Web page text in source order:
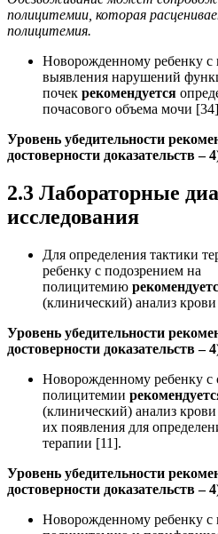
полицитемии, которая
полицитемия.
Новорожденному ребенку с
выявления нарушений
почек рекомендуется
почасового объема мочи
Уровень убедительности
достоверности доказательств –
2.3 Лабораторные
исследования
Для определения тактики
ребенку с подозрением на
полицитемию
(клинический) анализ
Уровень убедительности
достоверности доказательств –
Новорожденному ребенку с
полицитемии
(клинический) анализ
их появления для
терапии [11].
Уровень убедительности
достоверности доказательств –
Новорожденному ребенку с